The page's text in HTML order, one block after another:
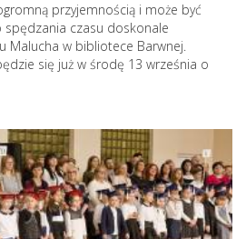
przyjemnością i może być
spędzania czasu doskonale
Malucha w bibliotece Barwnej.
się już w środę 13 września o